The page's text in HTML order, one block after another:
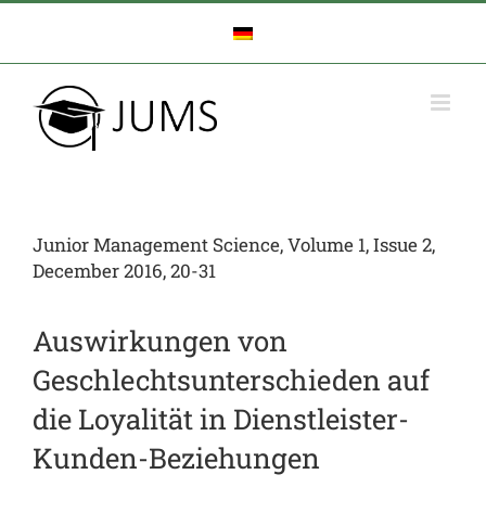
Zum
springen
Junior Management Science, Volume 1, Issue 2,
December 2016, 20-31
Auswirkungen von
Geschlechtsunterschieden auf
die Loyalität in Dienstleister-
Kunden-Beziehungen